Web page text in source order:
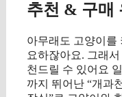
추천 & 구매
아무래도 고양이를
요하잖아요. 그래
천드릴 수 있어요
까지 뛰어난 “개과